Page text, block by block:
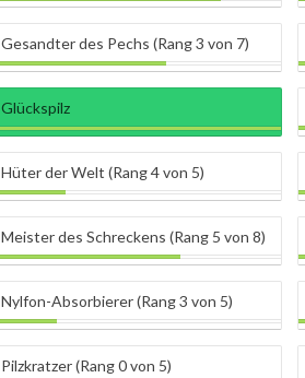
Gesandter des Pechs (Rang 3 von 7)
Glückspilz
Hüter der Welt (Rang 4 von 5)
Meister des Schreckens (Rang 5 von 8)
Nylfon-Absorbierer (Rang 3 von 5)
Pilzkratzer (Rang 0 von 5)